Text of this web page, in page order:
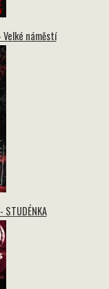
Velké náměstí
STUDÉNKA